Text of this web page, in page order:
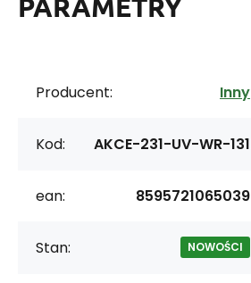
PARAMETRY
Producent: Inny
Kod: AKCE-231-UV-WR-131
ean: 8595721065039
Stan: NOWOŚCI